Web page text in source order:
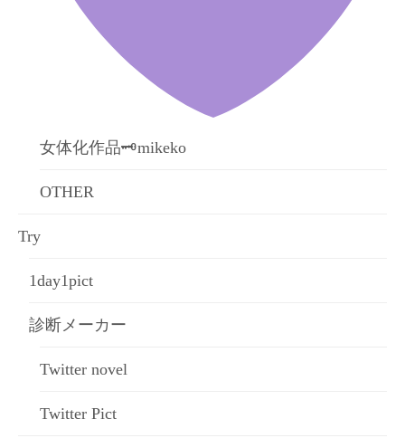
女体化作品🗝mikeko
OTHER
Try
1day1pict
診断メーカー
Twitter novel
Twitter Pict